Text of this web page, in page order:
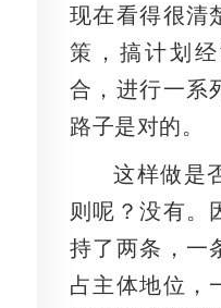
现在看得很清
策，搞计划
合，进行一系
路子是对的。
这样做是
则呢？没有。
持了两条，一
占主体地位，